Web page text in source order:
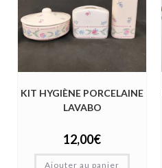
KIT HYGIÈNE PORCELAINE
LAVABO
12,00€
Ajouter au panier